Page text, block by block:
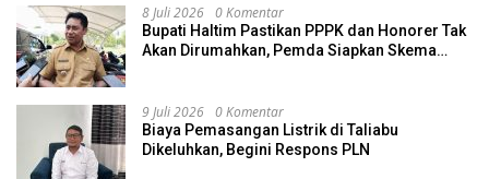
8 Juli 2026 0 Komentar
Bupati Haltim Pastikan PPPK dan Honorer Tak
Akan Dirumahkan, Pemda Siapkan Skema
9 Juli 2026 0 Komentar
Biaya Pemasangan Listrik di Taliabu
Dikeluhkan, Begini Respons PLN